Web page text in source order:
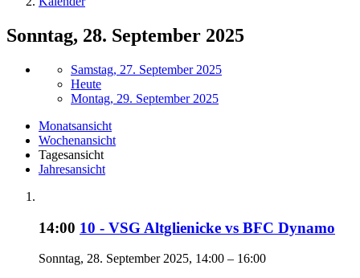
Sonntag, 28. September 2025
Samstag, 27. September 2025
Heute
Montag, 29. September 2025
Monatsansicht
Wochenansicht
Tagesansicht
Jahresansicht
14:00 10 - VSG Altglienicke vs BFC Dynamo
Sonntag, 28. September 2025, 14:00 – 16:00